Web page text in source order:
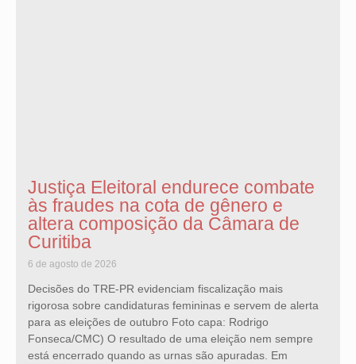
Justiça Eleitoral endurece combate
às fraudes na cota de gênero e
altera composição da Câmara de
Curitiba
6 de agosto de 2026
Decisões do TRE-PR evidenciam fiscalização mais
rigorosa sobre candidaturas femininas e servem de alerta
para as eleições de outubro Foto capa: Rodrigo
Fonseca/CMC) O resultado de uma eleição nem sempre
está encerrado quando as urnas são apuradas. Em